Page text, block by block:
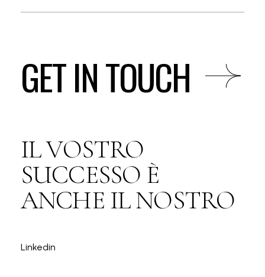
GET IN TOUCH
IL VOSTRO
SUCCESSO È
ANCHE IL NOSTRO
Linkedin